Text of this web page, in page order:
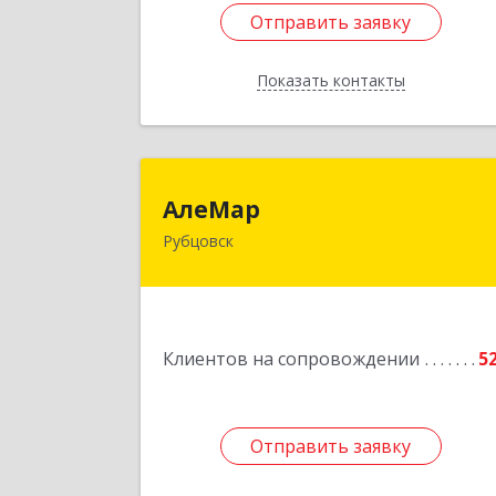
Отправить заявку
Показать контакты
Отправить заявку
Назад
АлеМар
Рубцовск
Клиентов на сопровождении
Отправить заявку
658210, Алтайский край, Рубцовск г,
Отправить заявку